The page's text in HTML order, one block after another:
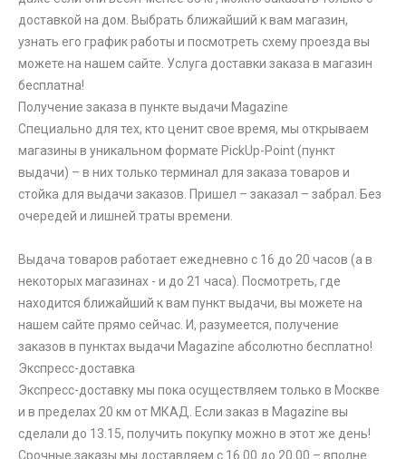
доставкой на дом. Выбрать ближайший к вам магазин,
узнать его график работы и посмотреть схему проезда вы
можете на нашем сайте. Услуга доставки заказа в магазин
бесплатна!
Получение заказа в пункте выдачи Magazine
Специально для тех, кто ценит свое время, мы открываем
магазины в уникальном формате PickUp-Point (пункт
выдачи) – в них только терминал для заказа товаров и
стойка для выдачи заказов. Пришел – заказал – забрал. Без
очередей и лишней траты времени.
Выдача товаров работает ежедневно с 16 до 20 часов (а в
некоторых магазинах - и до 21 часа). Посмотреть, где
находится ближайший к вам пункт выдачи, вы можете на
нашем сайте прямо сейчас. И, разумеется, получение
заказов в пунктах выдачи Magazine абсолютно бесплатно!
Экспресс-доставка
Экспресс-доставку мы пока осуществляем только в Москве
и в пределах 20 км от МКАД. Если заказ в Magazine вы
сделали до 13.15, получить покупку можно в этот же день!
Срочные заказы мы доставляем с 16.00 до 20.00 – вполне